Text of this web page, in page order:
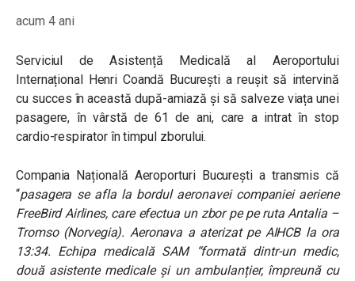
acum 4 ani
Serviciul de Asistență Medicală al Aeroportului
Internațional Henri Coandă București a reușit să intervină
cu succes în această după-amiază și să salveze viața unei
pasagere, în vârstă de 61 de ani, care a intrat în stop
cardio-respirator în timpul zborului.
Compania Națională Aeroporturi București a transmis că
“pasagera se afla la bordul aeronavei companiei aeriene
FreeBird Airlines, care efectua un zbor pe pe ruta Antalia –
Tromso (Norvegia). Aeronava a aterizat pe AIHCB la ora
13:34. Echipa medicală SAM “formată dintr-un medic,
două asistente medicale și un ambulanțier, împreună cu